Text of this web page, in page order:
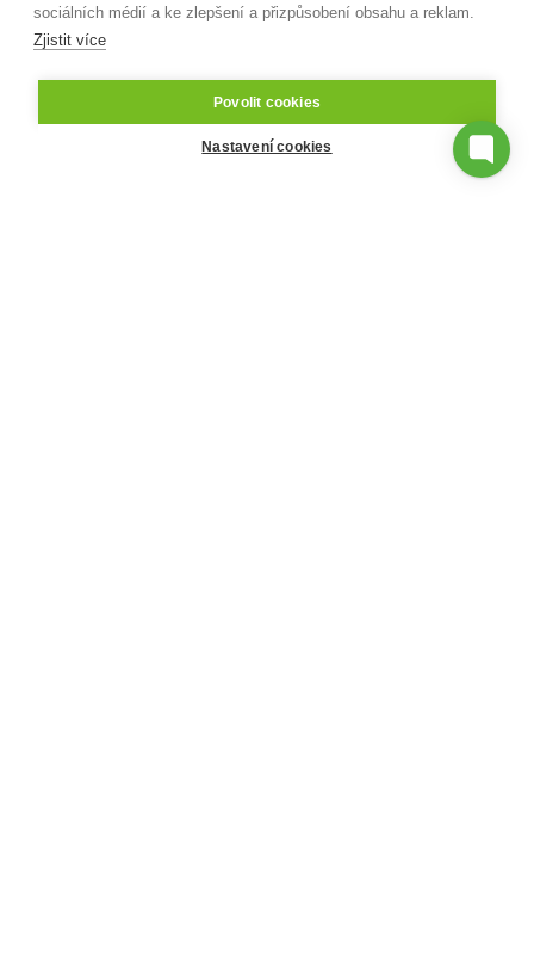
Ušetřete náklady na provoz jídelny. Stravovací
systém Aktion vám usnadní a zefektivní objednávky a
vyúčtování. Také podstatně zrychlí odbavení
strávníků.
sociálních médií a ke zlepšení a přizpůsobení obsahu a reklam.
Zjistit více
Povolit cookies
Nastavení cookies